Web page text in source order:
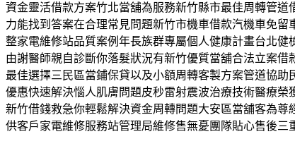
資金靈活借款方案竹北當舖為服務新竹縣市最佳周轉管
力能找到答案在合理常見問題新竹市機車借款汽機車免
整家電維修站品質案例年長族群專屬個人健康計畫台北
由謝醫師親自診斷你落髮狀況有新竹優質當舖合法立案
最佳選擇三民區當鋪保貸以及小額周轉客製方案管道協
優惠快速解決惱人肌膚問題皮秒雷射震波治療技術醫療
新竹借錢救急你輕鬆解決資金周轉問題大安區當舖客為
供客戶家電維修服務站管理局維修售無憂團隊貼心售後